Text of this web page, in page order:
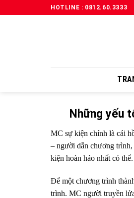
HOTLINE : 0812.60.3333
Những yếu
MC sự kiện chính là cái
– người dẫn chương
kiện hoàn hảo nhất có thể.
Để một chương trình
trình. MC người truyền